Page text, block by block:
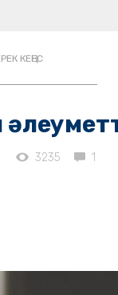
КЕҢЕС
3235 1